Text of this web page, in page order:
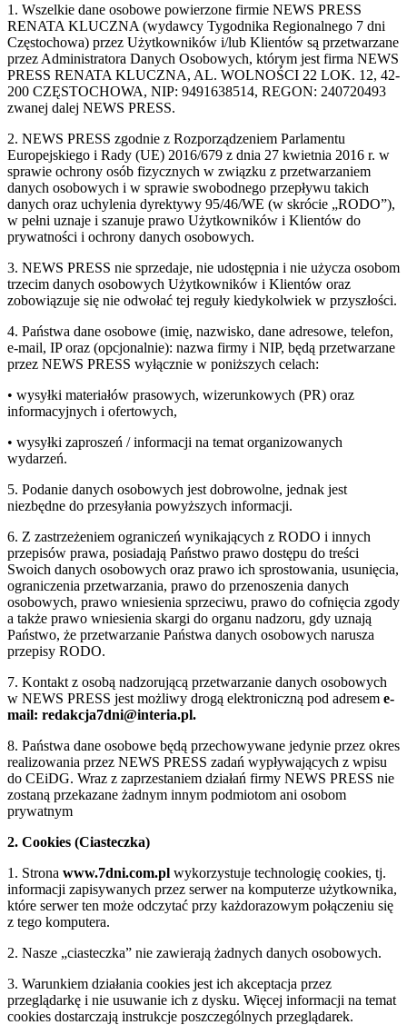
1. Wszelkie dane osobowe powierzone firmie NEWS PRESS
RENATA KLUCZNA (wydawcy Tygodnika Regionalnego 7 dni
Częstochowa) przez Użytkowników i/lub Klientów są przetwarzane
przez Administratora Danych Osobowych, którym jest firma NEWS
PRESS RENATA KLUCZNA, AL. WOLNOŚCI 22 LOK. 12, 42-
200 CZĘSTOCHOWA, NIP: 9491638514, REGON: 240720493
zwanej dalej NEWS PRESS.
2. NEWS PRESS zgodnie z Rozporządzeniem Parlamentu
Europejskiego i Rady (UE) 2016/679 z dnia 27 kwietnia 2016 r. w
sprawie ochrony osób fizycznych w związku z przetwarzaniem
danych osobowych i w sprawie swobodnego przepływu takich
danych oraz uchylenia dyrektywy 95/46/WE (w skrócie „RODO”),
w pełni uznaje i szanuje prawo Użytkowników i Klientów do
prywatności i ochrony danych osobowych.
3. NEWS PRESS nie sprzedaje, nie udostępnia i nie użycza osobom
trzecim danych osobowych Użytkowników i Klientów oraz
zobowiązuje się nie odwołać tej reguły kiedykolwiek w przyszłości.
4. Państwa dane osobowe (imię, nazwisko, dane adresowe, telefon,
e-mail, IP oraz (opcjonalnie): nazwa firmy i NIP, będą przetwarzane
przez NEWS PRESS wyłącznie w poniższych celach:
• wysyłki materiałów prasowych, wizerunkowych (PR) oraz
informacyjnych i ofertowych,
• wysyłki zaproszeń / informacji na temat organizowanych
wydarzeń.
5. Podanie danych osobowych jest dobrowolne, jednak jest
niezbędne do przesyłania powyższych informacji.
6. Z zastrzeżeniem ograniczeń wynikających z RODO i innych
przepisów prawa, posiadają Państwo prawo dostępu do treści
Swoich danych osobowych oraz prawo ich sprostowania, usunięcia,
ograniczenia przetwarzania, prawo do przenoszenia danych
osobowych, prawo wniesienia sprzeciwu, prawo do cofnięcia zgody
a także prawo wniesienia skargi do organu nadzoru, gdy uznają
Państwo, że przetwarzanie Państwa danych osobowych narusza
przepisy RODO.
7. Kontakt z osobą nadzorującą przetwarzanie danych osobowych
w NEWS PRESS jest możliwy drogą elektroniczną pod adresem e-
mail: redakcja7dni@interia.pl.
8. Państwa dane osobowe będą przechowywane jedynie przez okres
realizowania przez NEWS PRESS zadań wypływających z wpisu
do CEiDG. Wraz z zaprzestaniem działań firmy NEWS PRESS nie
zostaną przekazane żadnym innym podmiotom ani osobom
prywatnym
2. Cookies (Ciasteczka)
1. Strona www.7dni.com.pl wykorzystuje technologię cookies, tj.
informacji zapisywanych przez serwer na komputerze użytkownika,
które serwer ten może odczytać przy każdorazowym połączeniu się
z tego komputera.
2. Nasze „ciasteczka” nie zawierają żadnych danych osobowych.
3. Warunkiem działania cookies jest ich akceptacja przez
przeglądarkę i nie usuwanie ich z dysku. Więcej informacji na temat
cookies dostarczają instrukcje poszczególnych przeglądarek.